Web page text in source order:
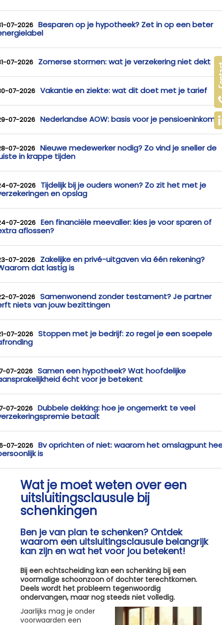
07-2026 Besparen op je hypotheek? Zet in op een beter
07-2026 Zomerse stormen: wat je verzekering niet dekt
07-2026 Vakantie en ziekte: wat dit doet met je tarief
07-2026 Nederlandse AOW: basis voor je
07-2026 Nieuwe medewerker nodig? Zo vind je sneller de
in krappe tijden
07-2026 Tijdelijk bij je ouders wonen? Zo zit het met je
en opslag
07-2026 Een financiële meevaller: kies je voor sparen of
aflossen?
07-2026 Zakelijke en privé-uitgaven via één rekening?
dat lastig is
07-2026 Samenwonend zonder testament? Je partner
niets van jouw bezittingen
07-2026 Stoppen met je bedrijf: zo regel je een soepele
07-2026 Samen een hypotheek? Wat hoofdelijke
écht voor je betekent
07-2026 Dubbele dekking: hoe je ongemerkt te veel
betaalt
07-2026 Bv oprichten of niet: waarom het omslagpunt
is
Wat je moet weten over een
uitsluitingsclausule bij
schenkingen
Ben je van plan te schenken? Ontdek
waarom een uitsluitingsclausule belangrijk
kan zijn en wat het voor jou betekent!
Bij een echtscheiding kan een schenking bij een
voormalige schoonzoon of dochter terechtkomen.
Deels wordt het probleem tegenwoordig
ondervangen, maar nog steeds niet volledig.
Jaarlijks mag je onder
voorwaarden een